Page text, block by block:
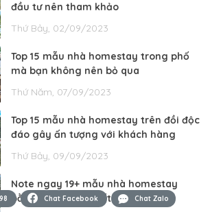
đầu tư nên tham khảo
Thứ Bảy, 02/09/2023
Top 15 mẫu nhà homestay trong phố
mà bạn không nên bỏ qua
Thứ Năm, 07/09/2023
Top 15 mẫu nhà homestay trên đồi độc
đáo gây ấn tượng với khách hàng
Thứ Bảy, 09/09/2023
Note ngay 19+ mẫu nhà homestay
bằng gỗ ấm áp nhất năm 2023
Chat Facebook Chat Zalo